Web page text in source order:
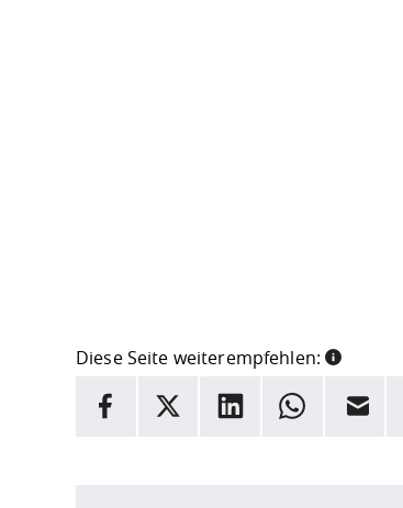
Diese Seite weiterempfehlen:
INFORMATION
Facebook
X LinkedInWhatsappE-Mail